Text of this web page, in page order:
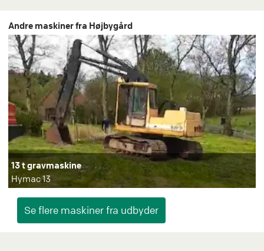
Andre maskiner fra Højbygård
13 t gravmaskine
Hymac 13